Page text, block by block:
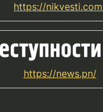
https://
https://news.pn/